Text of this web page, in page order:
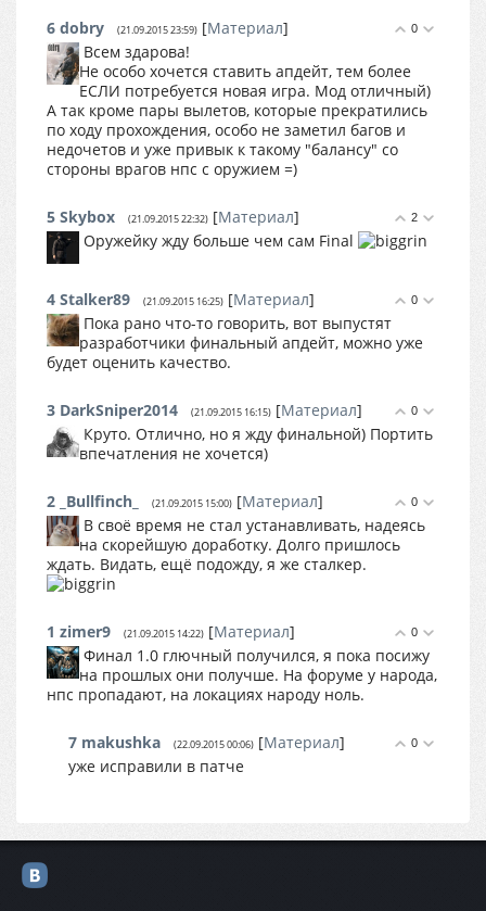
0
6 dobry (21.09.2015 23:59) [Материал]
Всем здарова!
Не особо хочется ставить апдейт, тем более
ЕСЛИ потребуется новая игра. Мод отличный)
А так кроме пары вылетов, которые прекратились
по ходу прохождения, особо не заметил багов и
недочетов и уже привык к такому "балансу" со
стороны врагов нпс с оружием =)
2
5 Skybox (21.09.2015 22:32) [Материал]
Оружейку жду больше чем сам Final
0
4 Stalker89 (21.09.2015 16:25) [Материал]
Пока рано что-то говорить, вот выпустят
разработчики финальный апдейт, можно уже
будет оценить качество.
0
3 DarkSniper2014 (21.09.2015 16:15) [Материал]
Круто. Отлично, но я жду финальной) Портить
впечатления не хочется)
0
2 _Bullfinch_ (21.09.2015 15:00) [Материал]
В своё время не стал устанавливать, надеясь
на скорейшую доработку. Долго пришлось
ждать. Видать, ещё подожду, я же сталкер.
0
1 zimer9 (21.09.2015 14:22) [Материал]
Финал 1.0 глючный получился, я пока посижу
на прошлых они получше. На форуме у народа,
нпс пропадают, на локациях народу ноль.
0
7 makushka (22.09.2015 00:06) [Материал]
уже исправили в патче